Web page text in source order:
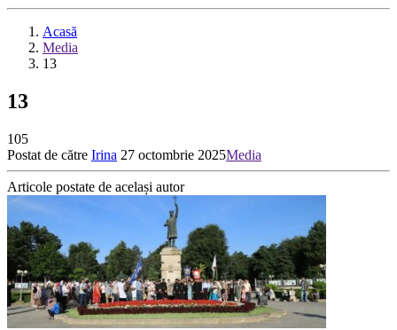
Acasă
Media
13
13
105
Postat de către Irina 27 octombrie 2025Media
Articole postate de același autor